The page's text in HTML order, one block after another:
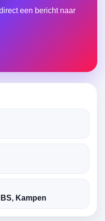
een bericht naar
Kampen